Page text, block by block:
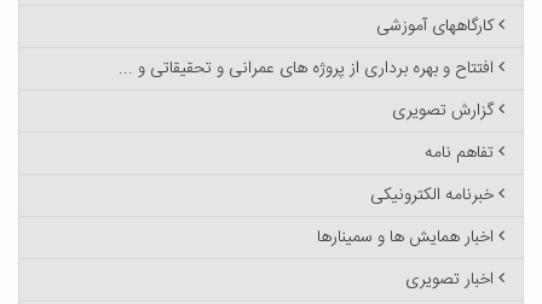
کارگاههای آموزشی
افتتاح و بهره برداری از پروژه های عمرانی و تحقیقاتی و ...
گزارش تصویری
تفاهم نامه
خبرنامه الکترونیکی
اخبار همایش ها و سمینارها
اخبار تصویری